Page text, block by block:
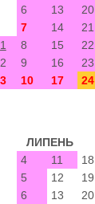
6 13 20
7 14 21
1 8 15 22
2 9 16 23
3 10 17 24
ЛИПЕНЬ
4 11 18
5 12 19
6 13 20